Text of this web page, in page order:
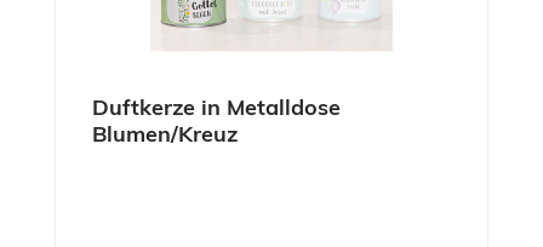
Duftkerze in Metalldose
Blumen/Kreuz